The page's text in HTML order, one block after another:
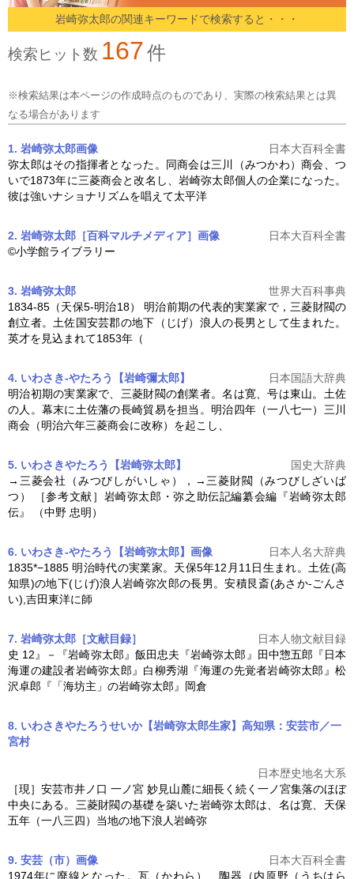
岩崎弥太郎の関連キーワードで検索すると・・・
検索ヒット数 167件
※検索結果は本ページの作成時点のものであり、実際の検索結果とは異
なる場合があります
1. 岩崎弥太郎画像
日本大百科全書
弥太郎はその指揮者となった。同商会は三川（みつかわ）商会、つ
いで1873年に三菱商会と改名し、 岩崎弥太郎個人の企業になった。
彼は強いナショナリズムを唱えて太平洋
2. 岩崎弥太郎［百科マルチメディア］ 画像
日本大百科全書
©小学館ライブラリー
3. 岩崎弥太郎
世界大百科事典
1834-85（天保5-明治18） 明治前期の代表的実業家で，三菱財閥の
創立者。土佐国安芸郡の地下（じげ）浪人の長男として生まれた。
英才を見込まれて1853年（
4. いわさき‐やたろう【岩崎彌太郎】
日本国語大辞典
明治初期の実業家で、三菱財閥の創業者。名は寛、号は東山。土佐
の人。幕末に土佐藩の長崎貿易を担当。明治四年（一八七一）三川
商会（明治六年三菱商会に改称）を起こし、
5. いわさきやたろう【岩崎弥太郎】
国史大辞典
→三菱会社（みつびしがいしゃ），→三菱財閥（みつびしざいば
つ） ［参考文献］ 岩崎弥太郎 ・弥之助伝記編纂会編『岩崎弥太郎
伝』 （中野 忠明）
6. いわさき-やたろう【岩崎弥太郎】 画像
日本人名大辞典
1835*−1885 明治時代の実業家。天保5年12月11日生まれ。土佐(高
知県)の地下(じげ)浪人岩崎弥次郎の長男。安積艮斎(あさか-ごんさ
い),吉田東洋に師
7. 岩崎弥太郎［文献目録］
日本人物文献目録
史 12』－『岩崎弥太郎 』飯田忠夫『岩崎弥太郎 』田中惣五郎『日本
海運の建設者岩崎弥太郎 』白柳秀湖『海運の先覚者岩崎弥太郎 』松
沢卓郎『「海坊主」の岩崎弥太郎 』岡倉
8. いわさきやたろうせいか【岩崎弥太郎生家】高知県：安芸市／一
宮村
日本歴史地名大系
［現］安芸市井ノ口 一ノ宮 妙見山麓に細長く続く一ノ宮集落のほぼ
中央にある。三菱財閥の基礎を築いた岩崎弥太郎は、名は寛、天保
五年（一八三四）当地の地下浪人岩崎弥
9. 安芸（市） 画像
日本大百科全書
1974年に廃線となった。瓦（かわら）、陶器（内原野（うちはら